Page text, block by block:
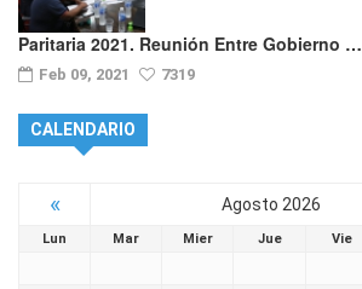
Paritaria 2021. Reunión Entre Gobierno …
Feb 09, 2021 7319
CALENDARIO
« Agosto 2026
Lun Mar Mier Jue Vie